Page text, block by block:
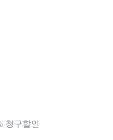
청구할인